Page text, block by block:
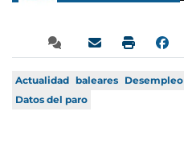
Actualidad baleares Desempleo
Datos del paro